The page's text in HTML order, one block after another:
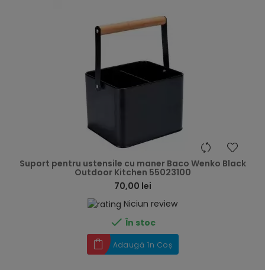
Suport pentru ustensile cu maner Baco Wenko Black
Outdoor Kitchen 55023100
70,00 lei
Niciun review
 În stoc
Adaugă în Coș